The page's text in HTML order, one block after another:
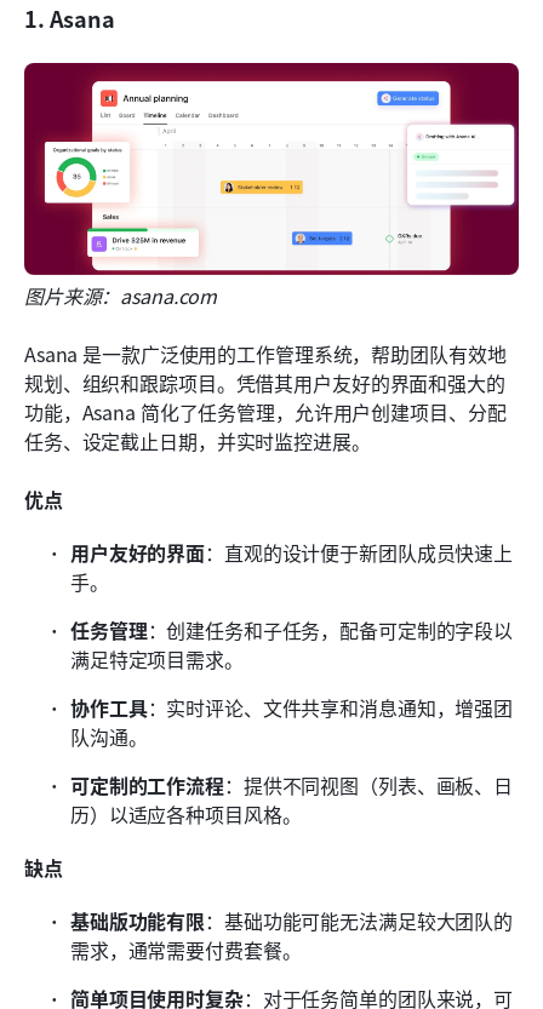
1. Asana
图片来源：asana.com
Asana 是一款广泛使用的工作管理系统，帮助团队有效地
规划、组织和跟踪项目。凭借其用户友好的界面和强大的
功能，Asana 简化了任务管理，允许用户创建项目、分配
任务、设定截止日期，并实时监控进展。
优点
用户友好的界面：直观的设计便于新团队成员快速上
手。
任务管理：创建任务和子任务，配备可定制的字段以
满足特定项目需求。
协作工具：实时评论、文件共享和消息通知，增强团
队沟通。
可定制的工作流程：提供不同视图（列表、画板、日
历）以适应各种项目风格。
缺点
基础版功能有限：基础功能可能无法满足较大团队的
需求，通常需要付费套餐。
简单项目使用时复杂：对于任务简单的团队来说，可